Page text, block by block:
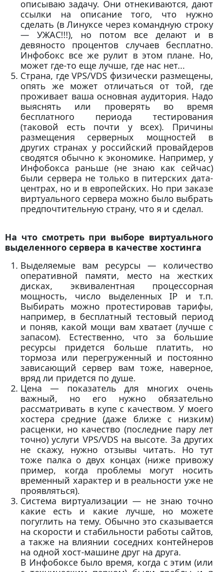
описываю задачу. Они отнекиваются, дают
ссылки на описание того, что нужно
сделать (в Линуксе через командную строку
— УЖАС!!!), но потом все делают и в
девяносто процентов случаев бесплатно.
Инфобокс все же рулит в этом плане. Но,
может где-то еще лучше, где нас нет...
Страна, где VPS/VDS физически размещены,
опять же может отличаться от той, где
проживает ваша основная аудитория. Надо
выяснять или проверять во время
бесплатного периода тестирования
(таковой есть почти у всех). Причины
размещения серверных мощностей в
других странах у российский провайдеров
сводятся обычно к экономике. Например, у
Инфобокса раньше (не знаю как сейчас)
были сервера не только в питерских дата-
центрах, но и в европейских. Но при заказе
виртуального сервера можно было выбрать
предпочтительную страну, что я и сделал.
На что смотреть при выборе виртуального
выделенного сервера в качестве хостинга
Выделяемые вам ресурсы — количество
оперативной памяти, место на жестких
дисках, эквивалентная процессорная
мощность, число выделенных IP и т.п.
Выбирать можно протестировав тарифы,
например, в бесплатный тестовый период
и поняв, какой мощи вам хватает (лучше с
запасом). Естественно, что за большие
ресурсы придется больше платить, но
тормоза или перегруженный и постоянно
зависающий сервер вам тоже, наверное,
вряд ли придется по душе.
Цена — показатель для многих очень
важный, но его нужно обязательно
рассматривать в купе с качеством. У моего
хостера средние (даже ближе с низким)
расценки, но качество (последние пару лет
точно) услуги VPS/VDS на высоте. За других
не скажу, нужно отзывы читать. Но тут
тоже палка о двух концах (ниже привожу
пример, когда проблемы могут носить
временный характер и в реальности уже не
проявляться).
Система виртуализации — не знаю точно
какие есть и какие лучше, но можете
погуглить на тему. Обычно это сказывается
на скорости и стабильности работы сайтов,
а также на влиянии соседних контейнеров
на одной хост-машине друг на друга.
В Инфобоксе было время, когда с этим (или